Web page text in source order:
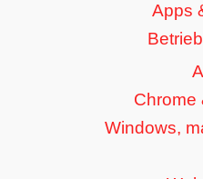
Apps
Chrome
Windows,